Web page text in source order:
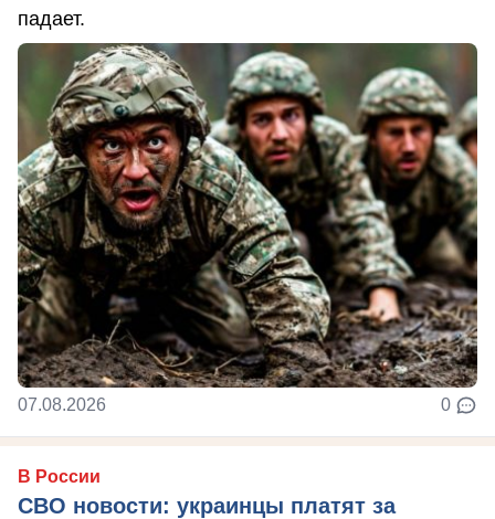
падает.
07.08.2026 0
В России
СВО новости: украинцы платят за